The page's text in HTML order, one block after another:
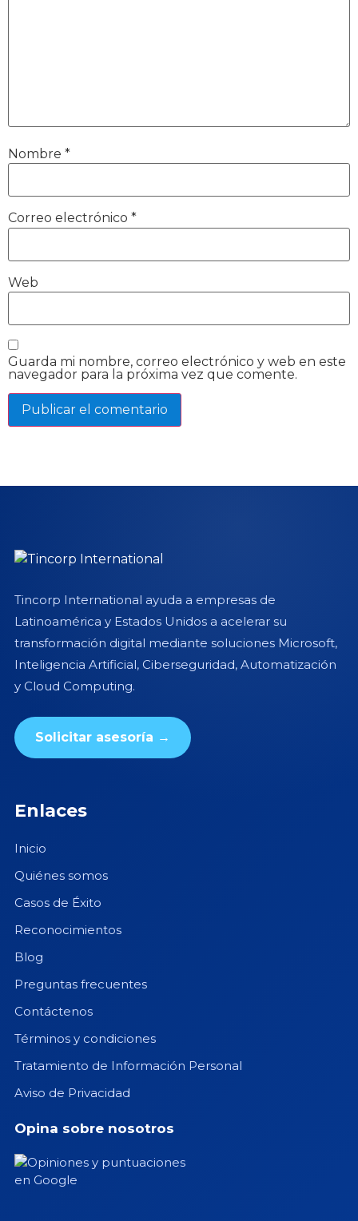
Nombre *
Correo electrónico *
Web
Guarda mi nombre, correo electrónico y web en este
navegador para la próxima vez que comente.
Tincorp International ayuda a empresas de
Latinoamérica y Estados Unidos a acelerar su
transformación digital mediante soluciones Microsoft,
Inteligencia Artificial, Ciberseguridad, Automatización
y Cloud Computing.
Solicitar asesoría →
Enlaces
Inicio
Quiénes somos
Casos de Éxito
Reconocimientos
Blog
Preguntas frecuentes
Contáctenos
Términos y condiciones
Tratamiento de Información Personal
Aviso de Privacidad
Opina sobre nosotros